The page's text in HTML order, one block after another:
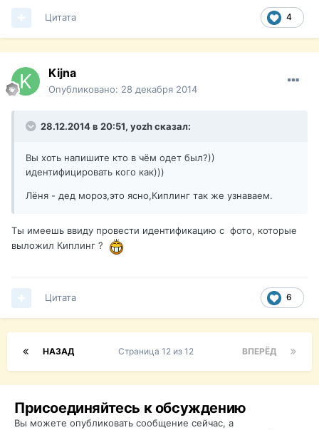
4
Цитата
Kijna
Опубликовано: 28 декабря 2014
28.12.2014 в 20:51, yozh сказал:
Вы хоть напишите кто в чём одет был?))
идентифицировать кого как)))
Лёня - дед мороз,это ясно,Киплинг так же узнаваем.
Ты имеешь ввиду провести идентификацию с фото, которые
выложил Киплинг ?
6
Цитата
НАЗАД ВПЕРЁД
Страница 12 из 12
Присоединяйтесь к обсуждению
Вы можете опубликовать сообщение сейчас, а